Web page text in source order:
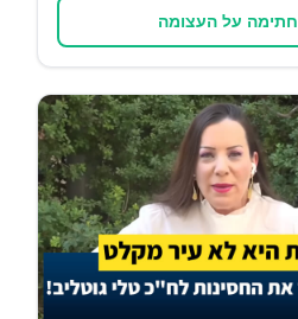
חתימה על העצומה